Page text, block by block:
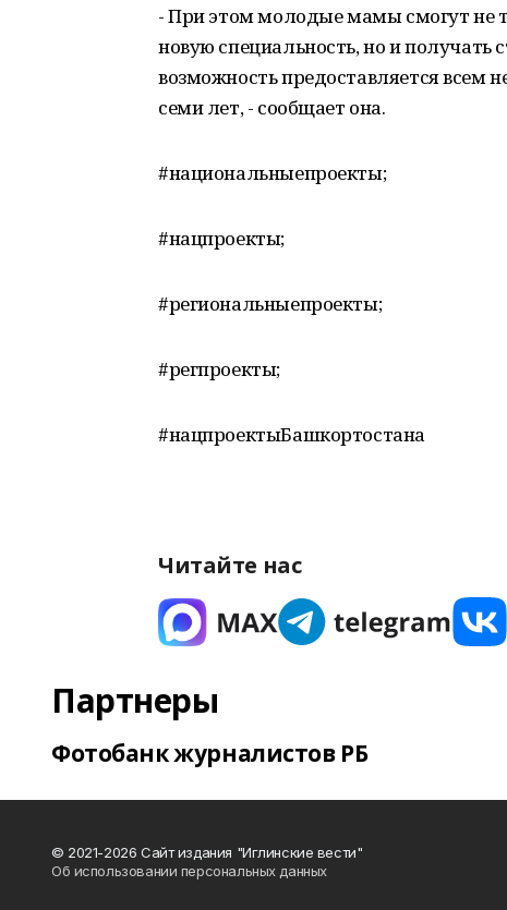
- При этом молодые мамы смогут не
новую специальность, но и
возможность предоставляется
семи лет, - сообщает она.
#национальныепроекты;
#нацпроекты;
#региональныепроекты;
#регпроекты;
#нацпроектыБашкортостана
Читайте нас
Партнеры
Фотобанк журналистов РБ
© 2021-2026 Сайт издания "Иглинские вести"
Об использовании персональных данных